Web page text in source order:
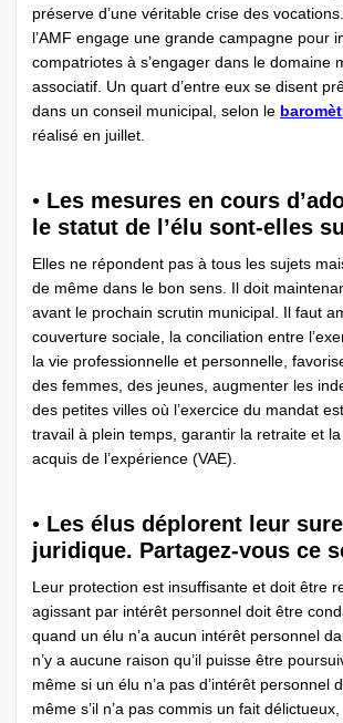
préserve d’une véritable crise des
l’AMF engage une grande campagne pour
compatriotes à s’engager dans le domaine
associatif. Un quart d’entre eux se disent
dans un conseil municipal, selon le
réalisé en juillet.
• Les mesures en cours
le statut de l’élu sont-elles
Elles ne répondent pas à tous les sujets
de même dans le bon sens. Il doit
avant le prochain scrutin municipal. Il faut
couverture sociale, la conciliation entre
la vie professionnelle et personnelle,
des femmes, des jeunes, augmenter les
des petites villes où l’exercice du mandat
travail à plein temps, garantir la retraite et
acquis de l’expérience (VAE).
• Les élus déplorent leur
juridique. Partagez-vous ce
Leur protection est insuffisante et doit être
agissant par intérêt personnel doit être
quand un élu n’a aucun intérêt personnel
n’y a aucune raison qu’il puisse être
même si un élu n’a pas d’intérêt personnel
même s’il n’a pas commis un fait